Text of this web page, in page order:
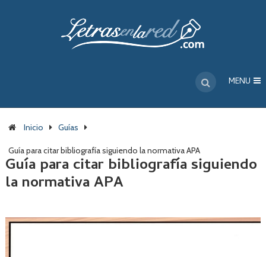
MENU
Inicio Guías
Guía para citar bibliografía siguiendo la normativa APA
Guía para citar bibliografía siguiendo
la normativa APA